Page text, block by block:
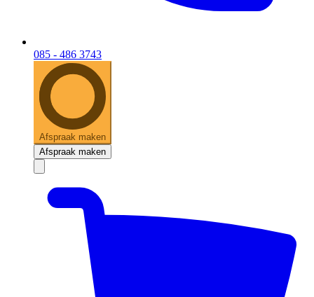
085 - 486 3743
Afspraak maken
Afspraak maken